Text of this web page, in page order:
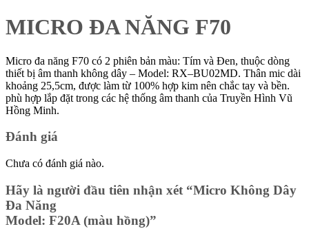
MICRO ĐA NĂNG F70
Micro đa năng F70 có 2 phiên bản màu: Tím và Đen, thuộc dòng
thiết bị âm thanh không dây – Model: RX–BU02MD. Thân mic dài
khoảng 25,5cm, được làm từ 100% hợp kim nên chắc tay và bền.
phù hợp lắp đặt trong các hệ thống âm thanh của Truyền Hình Vũ
Hồng Minh.
Đánh giá
Chưa có đánh giá nào.
Hãy là người đầu tiên nhận xét “Micro Không Dây
Đa Năng
Model: F20A (màu hồng)”